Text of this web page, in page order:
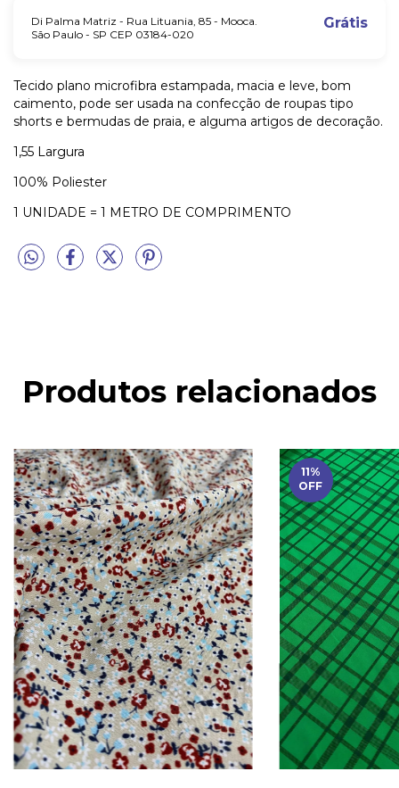
Di Palma Matriz - Rua Lituania, 85 - Mooca.
São Paulo - SP CEP 03184-020
Grátis
Tecido plano microfibra estampada, macia e leve, bom
caimento, pode ser usada na confecção de roupas tipo
shorts e bermudas de praia, e alguma artigos de decoração.
1,55 Largura
100% Poliester
1 UNIDADE = 1 METRO DE COMPRIMENTO
Produtos relacionados
11%
OFF